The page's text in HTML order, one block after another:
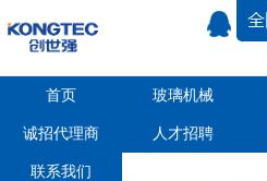
首页 玻璃机械
诚招代理商 人才招聘
联系我们